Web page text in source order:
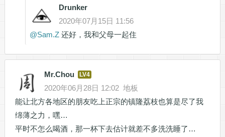
Drunker
2020年07月15日 11:56
@Sam.Z还好，我和父母一起住
Mr.Chou LV4
2020年06月28日 12:02 地板
能让北方各地区的朋友吃上正宗的镇隆荔枝也算是尽了我
绵薄之力，嘿…
平时不怎么喝酒，那一杯下去估计就差不多洗洗睡了…